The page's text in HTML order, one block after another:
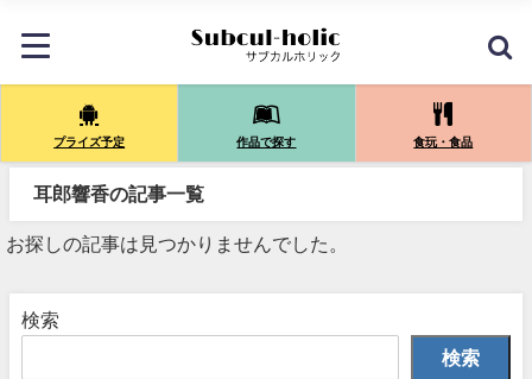
プライズ予定 作品で探す 食玩・食品
耳郎響香の記事一覧
お探しの記事は見つかりませんでした。
検索
検索